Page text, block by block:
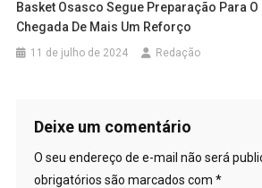
Basket Osasco Segue Preparação Para O
Chegada De Mais Um Reforço
11 de julho de 2024 Redação
Deixe um comentário
O seu endereço de e-mail não será
obrigatórios são marcados com *